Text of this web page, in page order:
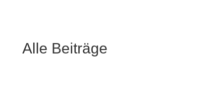
Alle Beiträge